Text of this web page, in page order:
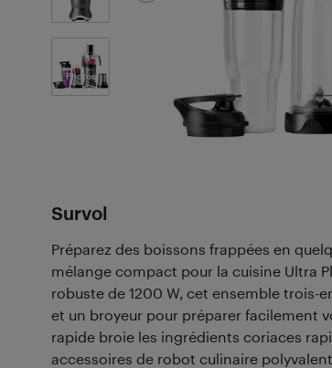
3
Photos
Survol
Préparez des boissons frappées en
mélange compact pour la cuisine Ultra
robuste de 1200 W, cet ensemble trois-
et un broyeur pour préparer facilement
rapide broie les ingrédients coriaces
accessoires de robot culinaire